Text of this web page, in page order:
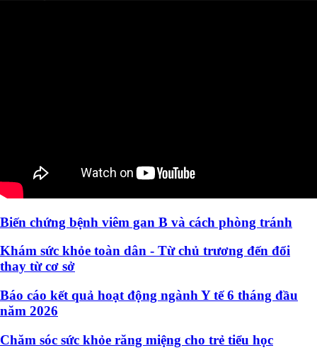
Biến chứng bệnh viêm gan B và cách phòng tránh
Khám sức khỏe toàn dân - Từ chủ trương đến đổi
thay từ cơ sở
Báo cáo kết quả hoạt động ngành Y tế 6 tháng đầu
năm 2026
Chăm sóc sức khỏe răng miệng cho trẻ tiểu học